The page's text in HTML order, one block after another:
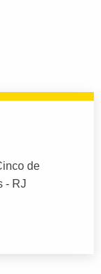
de
- RJ